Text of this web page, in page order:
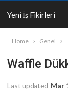
Yeni İş Fikirleri
Home Genel
Waffle
Last updated Mar